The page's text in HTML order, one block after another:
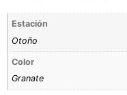
Estación
Otoño
Color
Granate